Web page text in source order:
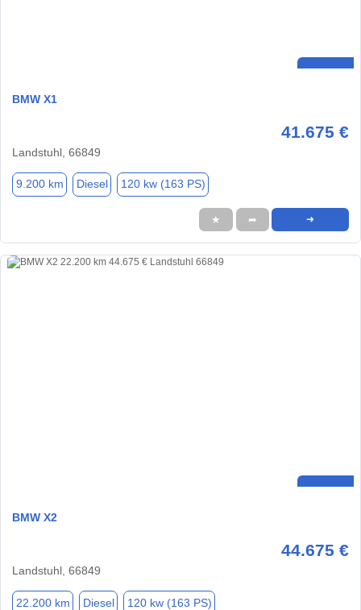
BMW X1
41.675 €
Landstuhl, 66849
9.200 km Diesel 120 kw (163 PS)
★ ➦ ➜
BMW X2
44.675 €
Landstuhl, 66849
22.200 km Diesel 120 kw (163 PS)